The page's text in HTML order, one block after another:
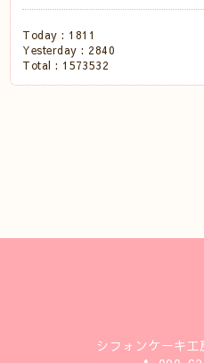
Today : 1811
Yesterday : 2840
Total : 1573532
シフォンケーキ